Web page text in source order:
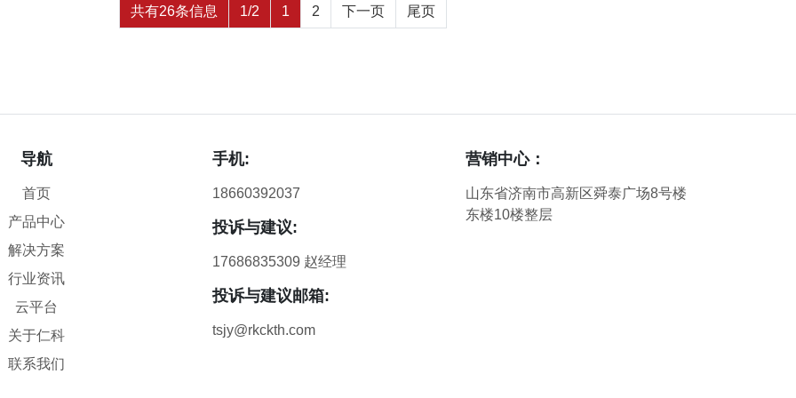
共有26条信息 1/2 1 2 下一页 尾页
导航
首页
产品中心
解决方案
行业资讯
云平台
关于仁科
联系我们
手机:
18660392037
投诉与建议:
17686835309 赵经理
投诉与建议邮箱:
tsjy@rkckth.com
营销中心：
山东省济南市高新区舜泰广场8号楼
东楼10楼整层